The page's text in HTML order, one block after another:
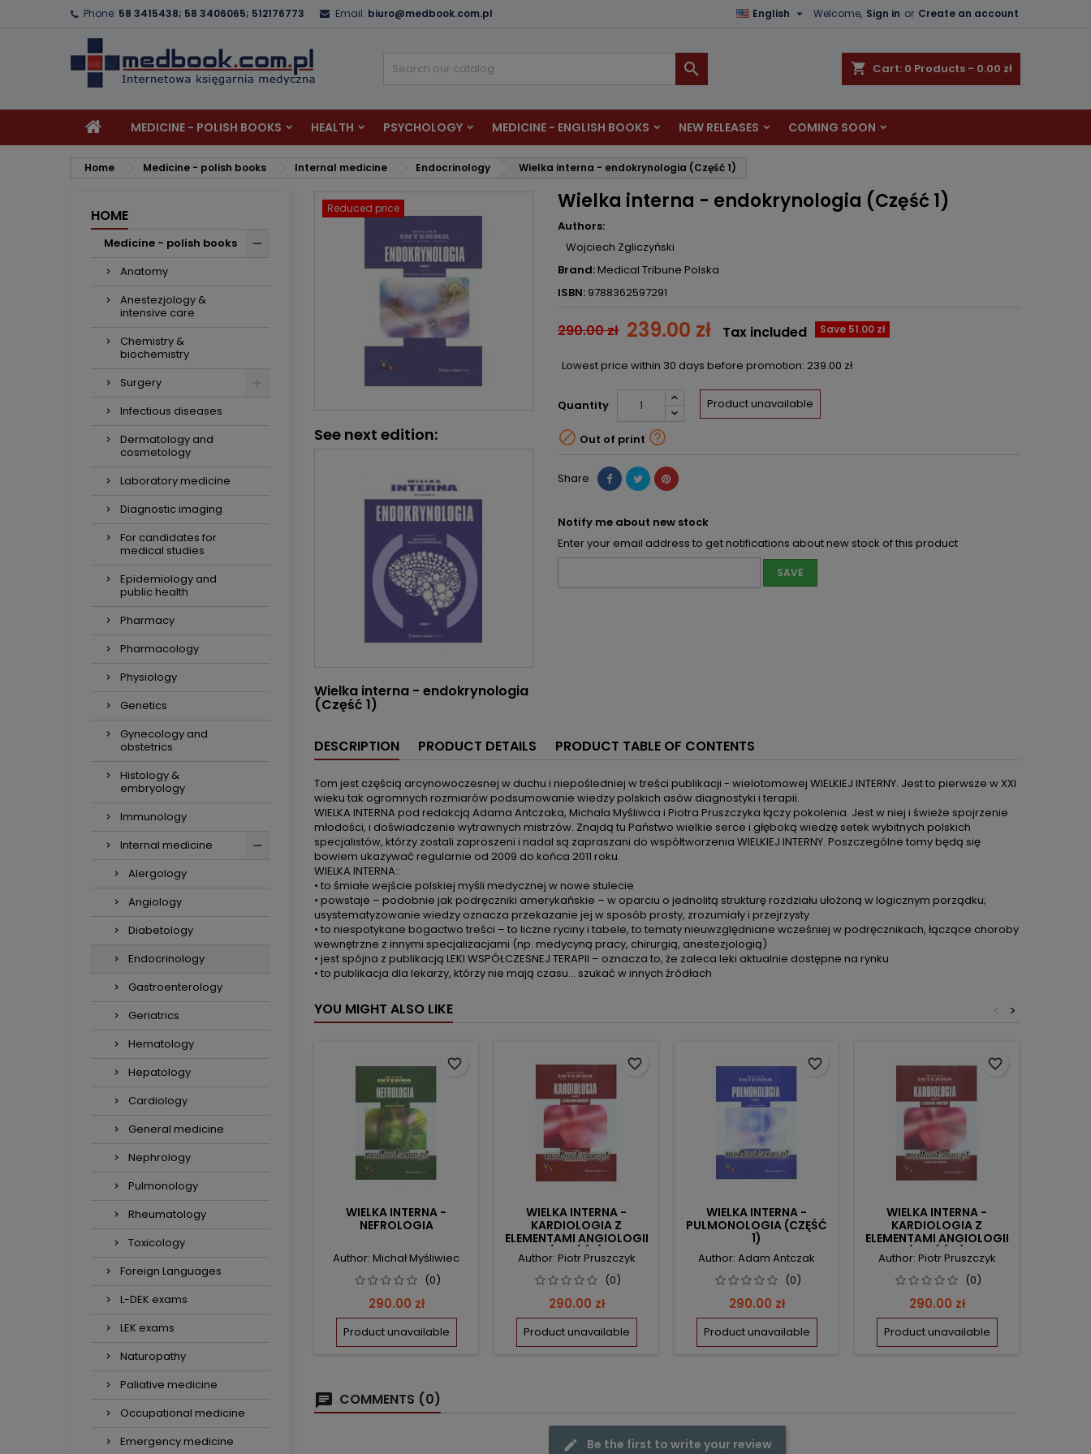
Phone: 58 3415438; 58 3406065; 512176773 Email: biuro@medbook.com.pl Welcome, Sign in or Create an account
English 
shopping_cart Cart: 0 Products - 0.00 zł

MEDICINE - POLISH BOOKS HEALTH PSYCHOLOGY MEDICINE - ENGLISH BOOKS NEW RELEASES COMING SOON
Home Medicine - polish books Internal medicine Endocrinology Wielka interna - endokrynologia (Część 1)
HOME
Medicine - polish books
Anatomy
Anestezjology &
intensive care
Chemistry &
biochemistry
Surgery
Infectious diseases
Dermatology and
cosmetology
Laboratory medicine
Diagnostic imaging
For candidates for
medical studies
Epidemiology and
public health
Pharmacy
Pharmacology
Physiology
Genetics
Gynecology and
obstetrics
Histology &
embryology
Immunology
Internal medicine
Alergology
Angiology
Diabetology
Endocrinology
Gastroenterology
Geriatrics
Hematology
Hepatology
Cardiology
General medicine
Nephrology
Pulmonology
Rheumatology
Toxicology
Foreign Languages
L-DEK exams
LEK exams
Naturopathy
Paliative medicine
Occupational medicine
Emergency medicine
Reduced price
See next edition:
Wielka interna - endokrynologia
(Część 1)
Wielka interna - endokrynologia (Część 1)
Authors:
Wojciech Zgliczyński
Brand:Medical Tribune Polska
ISBN: 9788362597291
290.00 zł 239.00 zł Save 51.00 zł
Tax included
Lowest price within 30 days before promotion: 239.00 zł
Quantity Product unavailable
 Out of print 
Share
Notify me about new stock
Enter your email address to get notifications about new stock of this product
SAVE
DESCRIPTION PRODUCT DETAILS PRODUCT TABLE OF CONTENTS
Tom jest częścią arcynowoczesnej w duchu i niepośledniej w treści publikacji - wielotomowej WIELKIEJ INTERNY. Jest to pierwsze w XXI
wieku tak ogromnych rozmiarów podsumowanie wiedzy polskich asów diagnostyki i terapii.
WIELKA INTERNA pod redakcją Adama Antczaka, Michała Myśliwca i Piotra Pruszczyka łączy pokolenia. Jest w niej i świeże spojrzenie
młodości, i doświadczenie wytrawnych mistrzów. Znajdą tu Państwo wielkie serce i głęboką wiedzę setek wybitnych polskich
specjalistów, którzy zostali zaproszeni i nadal są zapraszani do współtworzenia WIELKIEJ INTERNY. Poszczególne tomy będą się
bowiem ukazywać regularnie od 2009 do końca 2011 roku.
WIELKA INTERNA::
• to śmiałe wejście polskiej myśli medycznej w nowe stulecie
• powstaje – podobnie jak podręczniki amerykańskie – w oparciu o jednolitą strukturę rozdziału ułożoną w logicznym porządku;
usystematyzowanie wiedzy oznacza przekazanie jej w sposób prosty, zrozumiały i przejrzysty
• to niespotykane bogactwo treści – to liczne ryciny i tabele, to tematy nieuwzględniane wcześniej w podręcznikach, łączące choroby
wewnętrzne z innymi specjalizacjami (np. medycyną pracy, chirurgią, anestezjologią)
• jest spójna z publikacją LEKI WSPÓŁCZESNEJ TERAPII – oznacza to, że zaleca leki aktualnie dostępne na rynku
• to publikacja dla lekarzy, którzy nie mają czasu... szukać w innych źródłach
YOU MIGHT ALSO LIKE >
<
WIELKA INTERNA -
NEFROLOGIA
Author: Michał Myśliwiec
(0)
Price
290.00 zł
Product unavailable
favorite_border
WIELKA INTERNA -
KARDIOLOGIA Z
ELEMENTAMI ANGIOLOGII
(CZĘŚĆ 1)
Author: Piotr Pruszczyk
(0)
Price
290.00 zł
Product unavailable
favorite_border
WIELKA INTERNA -
PULMONOLOGIA (CZĘŚĆ
1)
Author: Adam Antczak
(0)
Price
290.00 zł
Product unavailable
favorite_border
WIELKA INTERNA -
KARDIOLOGIA Z
ELEMENTAMI ANGIOLOGII
(CZĘŚĆ 2)
Author: Piotr Pruszczyk
(0)
Price
290.00 zł
Product unavailable
favorite_border
COMMENTS (0)
Be the first to write your review
Create wishlist
You need to be logged in to save products in your wishlist.